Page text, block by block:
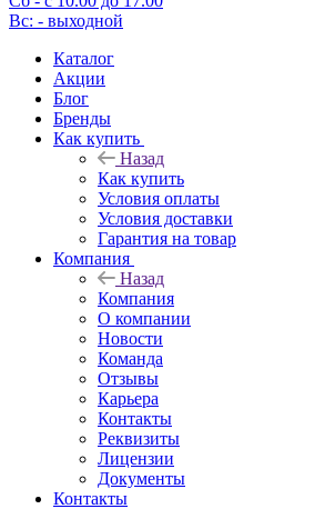
Вс: - выходной
Каталог
Акции
Блог
Бренды
Как купить
Назад
Как купить
Условия оплаты
Условия доставки
Гарантия на товар
Компания
Назад
Компания
О компании
Новости
Команда
Отзывы
Карьера
Контакты
Реквизиты
Лицензии
Документы
Контакты